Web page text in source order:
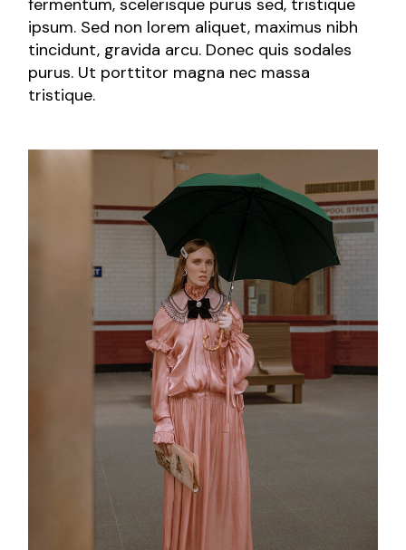
ipsum. Sed non lorem aliquet, maximus nibh
tincidunt, gravida arcu. Donec quis sodales
purus. Ut porttitor magna nec massa
tristique.